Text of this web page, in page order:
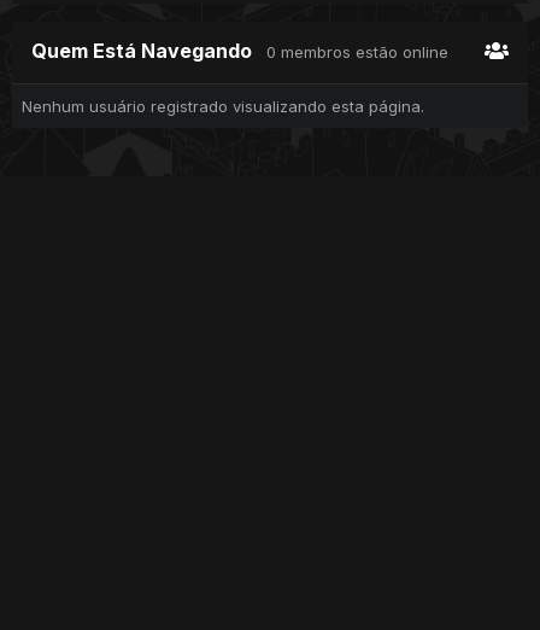
Quem Está Navegando 0 membros estão online
Nenhum usuário registrado visualizando esta página.